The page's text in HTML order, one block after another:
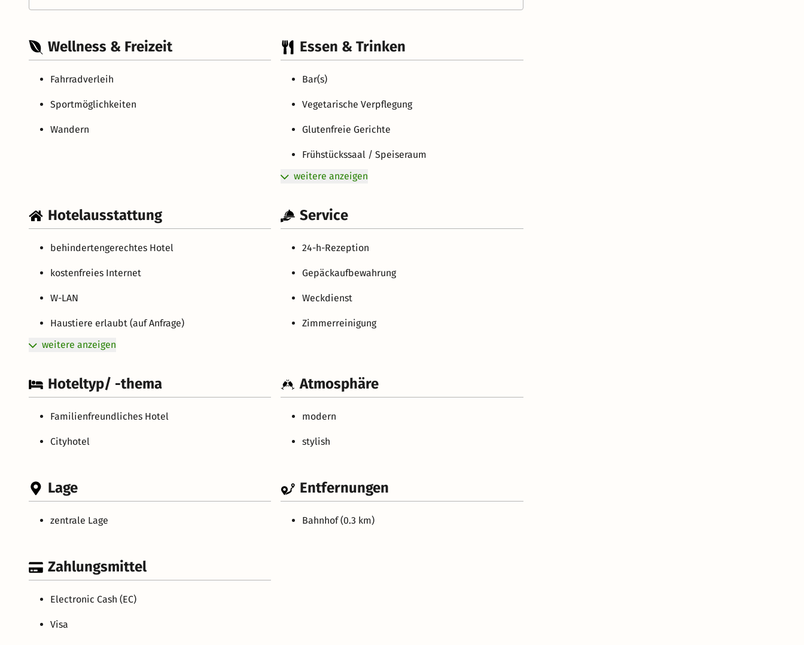
Wellness & Freizeit
Fahrradverleih
Sportmöglichkeiten
Wandern
Essen & Trinken
Bar(s)
Vegetarische Verpflegung
Glutenfreie Gerichte
Frühstückssaal / Speiseraum
weitere anzeigen
Hotelausstattung
behindertengerechtes Hotel
kostenfreies Internet
W-LAN
Haustiere erlaubt (auf Anfrage)
weitere anzeigen
Service
24-h-Rezeption
Gepäckaufbewahrung
Weckdienst
Zimmerreinigung
Hoteltyp/ -thema
Familienfreundliches Hotel
Cityhotel
Atmosphäre
modern
stylish
Lage
zentrale Lage
Entfernungen
Bahnhof (0.3 km)
Zahlungsmittel
Electronic Cash (EC)
Visa